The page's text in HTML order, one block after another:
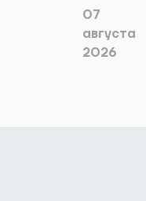
07
августа
2026